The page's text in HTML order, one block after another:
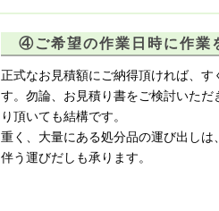
④ご希望の作業日時に作業
正式なお見積額にご納得頂ければ、
す。勿論、お見積り書をご検討いた
り頂いても結構です。
重く、大量にある処分品の運び出し
伴う運びだしも承ります。